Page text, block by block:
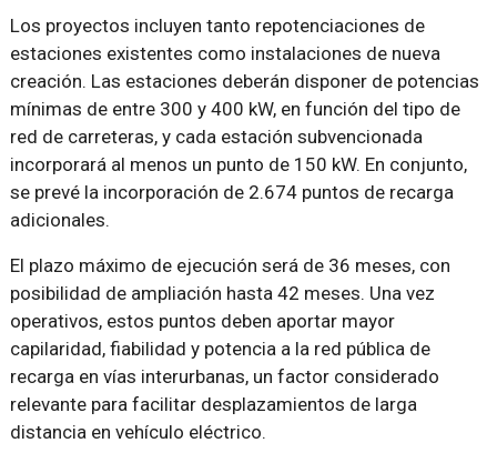
Los proyectos incluyen tanto repotenciaciones de
estaciones existentes como instalaciones de nueva
creación. Las estaciones deberán disponer de potencias
mínimas de entre 300 y 400 kW, en función del tipo de
red de carreteras, y cada estación subvencionada
incorporará al menos un punto de 150 kW. En conjunto,
se prevé la incorporación de 2.674 puntos de recarga
adicionales.
El plazo máximo de ejecución será de 36 meses, con
posibilidad de ampliación hasta 42 meses. Una vez
operativos, estos puntos deben aportar mayor
capilaridad, fiabilidad y potencia a la red pública de
recarga en vías interurbanas, un factor considerado
relevante para facilitar desplazamientos de larga
distancia en vehículo eléctrico.